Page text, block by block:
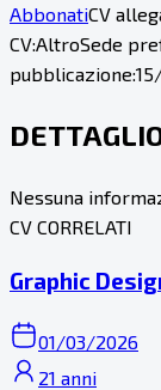
AbbonatiCV
CV:AltroSede
pubblicazione:
Nessuna
CV CORRELATI
Graphic
01/03/2026
21 anni